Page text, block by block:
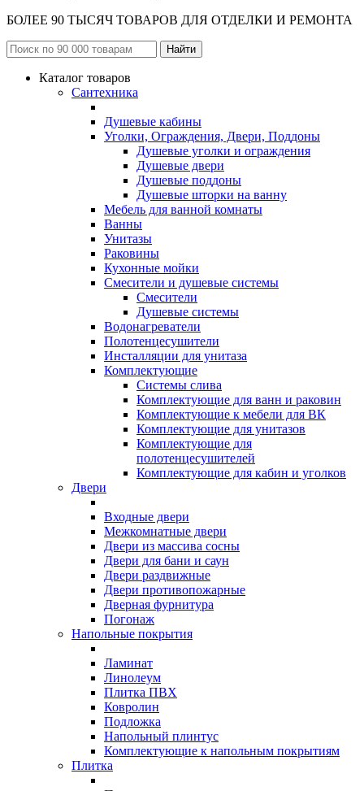
БОЛЕЕ 90 ТЫСЯЧ ТОВАРОВ ДЛЯ ОТДЕЛКИ И РЕМОНТА
Каталог товаров
Сантехника
Душевые кабины
Уголки, Ограждения, Двери, Поддоны
Душевые уголки и ограждения
Душевые двери
Душевые поддоны
Душевые шторки на ванну
Мебель для ванной комнаты
Ванны
Унитазы
Раковины
Кухонные мойки
Смесители и душевые системы
Смесители
Душевые системы
Водонагреватели
Полотенцесушители
Инсталляции для унитаза
Комплектующие
Системы слива
Комплектующие для ванн и раковин
Комплектующие к мебели для ВК
Комплектующие для унитазов
Комплектующие для
полотенцесушителей
Комплектующие для кабин и уголков
Двери
Входные двери
Межкомнатные двери
Двери из массива сосны
Двери для бани и саун
Двери раздвижные
Двери противопожарные
Дверная фурнитура
Погонаж
Напольные покрытия
Ламинат
Линолеум
Плитка ПВХ
Ковролин
Подложка
Напольный плинтус
Комплектующие к напольным покрытиям
Плитка